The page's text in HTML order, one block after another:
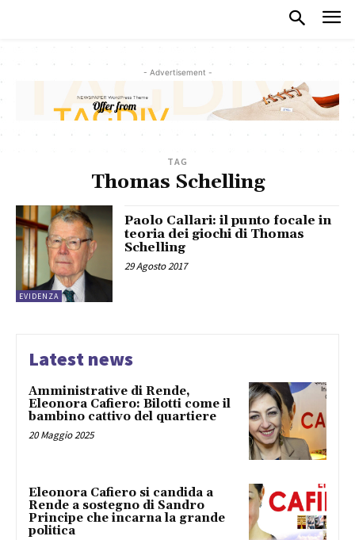
- Advertisement -
TAG
Thomas Schelling
EVIDENZA
Paolo Callari: il punto focale in
teoria dei giochi di Thomas
Schelling
29 Agosto 2017
Latest news
Amministrative di Rende,
Eleonora Cafiero: Bilotti come il
bambino cattivo del quartiere
20 Maggio 2025
Eleonora Cafiero si candida a
Rende a sostegno di Sandro
Principe che incarna la grande
politica